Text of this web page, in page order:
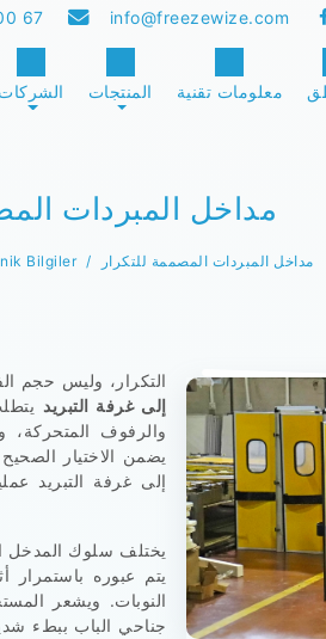
67 info@freezewize.com
الشركات المنتجات معلومات تقنية
مداخل المبردات
Bilgiler مداخل المبردات المصممة للتكرار
التكرار، وليس حجم
إلى غرفة التبريد
والرفوف المتحركة،
يضمن الاختيار
إلى غرفة التبريد
يختلف سلوك المدخل
يتم عبوره باستمرار
النوبات. ويشعر
جناحي الباب ببطء